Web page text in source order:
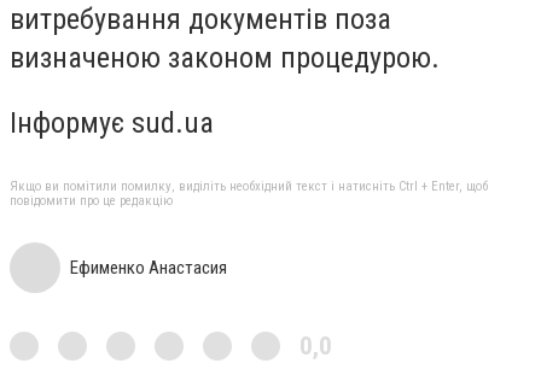
витребування документів поза
визначеною законом процедурою.
Інформує sud.ua
Якщо ви помітили помилку, виділіть необхідний текст і натисніть Ctrl + Enter, щоб
повідомити про це редакцію
Ефименко Анастасия
0,0